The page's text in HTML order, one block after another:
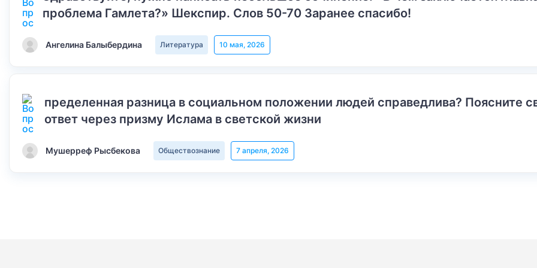
проблема Гамлета?» Шекспир. Слов 50-70 Заранее спасибо!
Ангелина Балыбердина Литература 10 мая, 2026
пределенная разница в социальном положении людей справедлива? Поясните
ответ через призму Ислама в светской жизни
Мушерреф Рысбекова Обществознание 7 апреля, 2026